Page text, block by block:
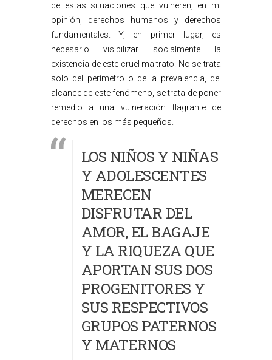
de estas situaciones que vulneren, en mi
opinión, derechos humanos y derechos
fundamentales. Y, en primer lugar, es
necesario visibilizar socialmente la
existencia de este cruel maltrato. No se trata
solo del perímetro o de la prevalencia, del
alcance de este fenómeno, se trata de poner
remedio a una vulneración flagrante de
derechos en los más pequeños.
LOS NIÑOS Y NIÑAS
Y ADOLESCENTES
MERECEN
DISFRUTAR DEL
AMOR, EL BAGAJE
Y LA RIQUEZA QUE
APORTAN SUS DOS
PROGENITORES Y
SUS RESPECTIVOS
GRUPOS PATERNOS
Y MATERNOS